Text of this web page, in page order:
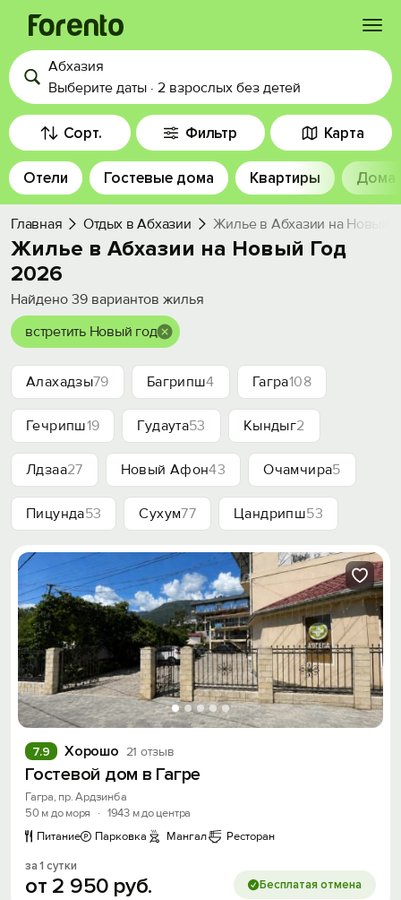
Войти
Избранное
История просмотра
Добавить свой объект
Абхазия
Выберите даты · 2 взрослых без детей
Сорт. Фильтр Карта
Отели Гостевые дома Квартиры Дома
Главная Отдых в Абхазии Жилье в Абхазии на Новый
Жилье в Абхазии на Новый Год
2026
Найдено 39 вариантов жилья
встретить Новый год
Алахадзы79 Багрипш4 Гагра108
Гечрипш19 Гудаута53 Кындыг2
Лдзаа27 Новый Афон43 Очамчира5
Пицунда53 Сухум77 Цандрипш53
Хорошо 21 отзыв
7.9
Гостевой дом в Гагре
Гагра, пр. Ардзинба
50 м до моря
· 1943 м до центра
Питание
Парковка Мангал Ресторан
за 1 сутки
от 2 950 руб. Бесплатая отмена